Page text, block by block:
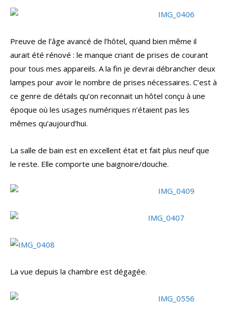
Preuve de l’âge avancé de l’hôtel, quand bien même il
aurait été rénové : le manque criant de prises de courant
pour tous mes appareils. A la fin je devrai débrancher deux
lampes pour avoir le nombre de prises nécessaires. C’est à
ce genre de détails qu’on reconnait un hôtel conçu à une
époque où les usages numériques n’étaient pas les
mêmes qu’aujourd’hui.
La salle de bain est en excellent état et fait plus neuf que
le reste. Elle comporte une baignoire/douche.
La vue depuis la chambre est dégagée.